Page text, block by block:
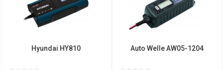
Hyundai HY810 Auto Welle AW05-1204